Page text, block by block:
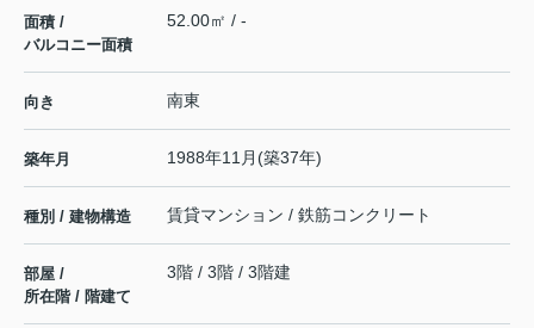
面積 /
バルコニー面積
52.00㎡ / -
向き 南東
築年月 1988年11月(築37年)
種別 / 建物構造 賃貸マンション / 鉄筋コンクリート
部屋 /
所在階 / 階建て
3階 / 3階 / 3階建